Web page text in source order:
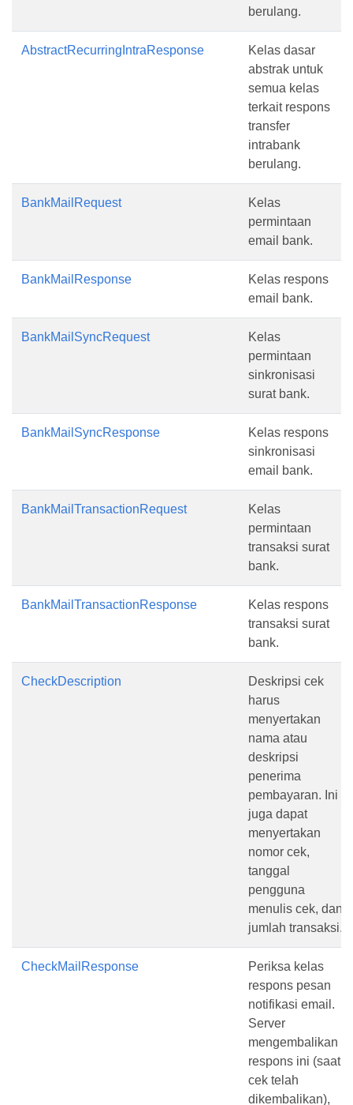
berulang.
AbstractRecurringIntraResponse
Kelas dasar
abstrak untuk
semua kelas
terkait respons
transfer
intrabank
berulang.
BankMailRequest
Kelas
permintaan
email bank.
BankMailResponse
Kelas respons
email bank.
BankMailSyncRequest
Kelas
permintaan
sinkronisasi
surat bank.
BankMailSyncResponse
Kelas respons
sinkronisasi
email bank.
BankMailTransactionRequest
Kelas
permintaan
transaksi surat
bank.
BankMailTransactionResponse
Kelas respons
transaksi surat
bank.
CheckDescription
Deskripsi cek
harus
menyertakan
nama atau
deskripsi
penerima
pembayaran. Ini
juga dapat
menyertakan
nomor cek,
tanggal
pengguna
menulis cek, dan
jumlah transaksi.
CheckMailResponse
Periksa kelas
respons pesan
notifikasi email.
Server
mengembalikan
respons ini (saat
cek telah
dikembalikan),